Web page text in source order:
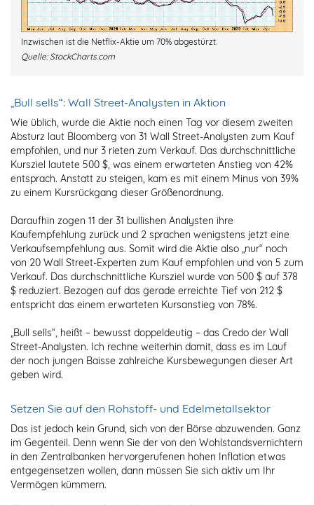
Inzwischen ist die Netflix-Aktie um 70% abgestürzt.
Quelle: StockCharts.com
„Bull sells“: Wall Street-Analysten in Aktion
Wie üblich, wurde die Aktie noch einen Tag vor diesem zweiten
Absturz laut Bloomberg von 31 Wall Street-Analysten zum Kauf
empfohlen, und nur 3 rieten zum Verkauf. Das durchschnittliche
Kursziel lautete 500 $, was einem erwarteten Anstieg von 42%
entsprach. Anstatt zu steigen, kam es mit einem Minus von 39%
zu einem Kursrückgang dieser Größenordnung.
Daraufhin zogen 11 der 31 bullishen Analysten ihre
Kaufempfehlung zurück und 2 sprachen wenigstens jetzt eine
Verkaufsempfehlung aus. Somit wird die Aktie also „nur“ noch
von 20 Wall Street-Experten zum Kauf empfohlen und von 5 zum
Verkauf. Das durchschnittliche Kursziel wurde von 500 $ auf 378
$ reduziert. Bezogen auf das gerade erreichte Tief von 212 $
entspricht das einem erwarteten Kursanstieg von 78%.
„Bull sells“, heißt – bewusst doppeldeutig – das Credo der Wall
Street-Analysten. Ich rechne weiterhin damit, dass es im Lauf
der noch jungen Baisse zahlreiche Kursbewegungen dieser Art
geben wird.
Setzen Sie auf den Rohstoff- und Edelmetallsektor
Das ist jedoch kein Grund, sich von der Börse abzuwenden. Ganz
im Gegenteil. Denn wenn Sie der von den Wohlstandsvernichtern
in den Zentralbanken hervorgerufenen hohen Inflation etwas
entgegensetzen wollen, dann müssen Sie sich aktiv um Ihr
Vermögen kümmern.